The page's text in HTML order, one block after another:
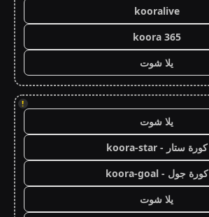
kooralive
koora 365
يلا شوت
!
يلا شوت
كورة ستار - koora-star
كورة جول - koora-goal
يلا شوت